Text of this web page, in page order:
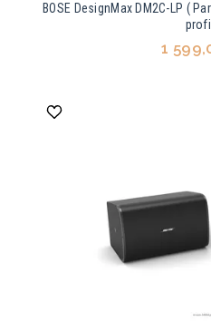
BOSE DesignMax DM2C-LP (
1